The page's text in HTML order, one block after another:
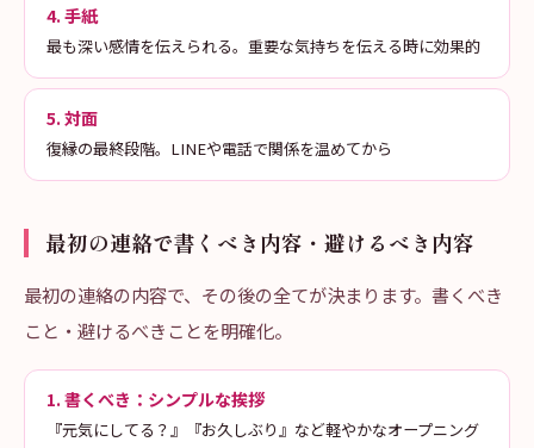
4. 手紙
最も深い感情を伝えられる。重要な気持ちを伝える時に効果的
5. 対面
復縁の最終段階。LINEや電話で関係を温めてから
最初の連絡で書くべき内容・避けるべき内容
最初の連絡の内容で、その後の全てが決まります。書くべき
こと・避けるべきことを明確化。
1. 書くべき：シンプルな挨拶
『元気にしてる？』『お久しぶり』など軽やかなオープニング